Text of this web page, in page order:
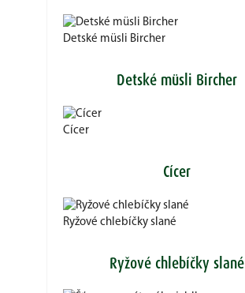
Detské müsli Bircher
Detské müsli Bircher
Cícer
Cícer
Ryžové chlebíčky slané
Ryžové chlebíčky slané